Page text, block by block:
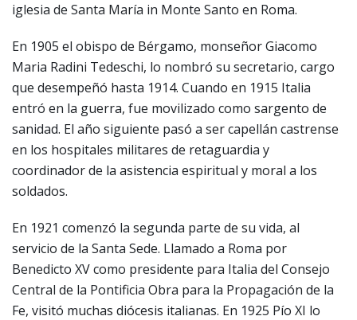
iglesia de Santa María in Monte Santo en Roma.
En 1905 el obispo de Bérgamo, monseñor Giacomo
Maria Radini Tedeschi, lo nombró su secretario, cargo
que desempeñó hasta 1914. Cuando en 1915 Italia
entró en la guerra, fue movilizado como sargento de
sanidad. El año siguiente pasó a ser capellán castrense
en los hospitales militares de retaguardia y
coordinador de la asistencia espiritual y moral a los
soldados.
En 1921 comenzó la segunda parte de su vida, al
servicio de la Santa Sede. Llamado a Roma por
Benedicto XV como presidente para Italia del Consejo
Central de la Pontificia Obra para la Propagación de la
Fe, visitó muchas diócesis italianas. En 1925 Pío XI lo